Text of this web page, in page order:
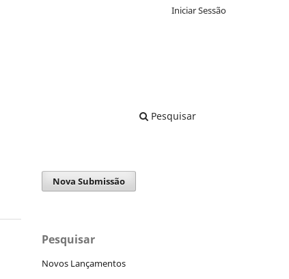
Pesquisar
Iniciar Sessão
Nova Submissão
Pesquisar
Novos Lançamentos